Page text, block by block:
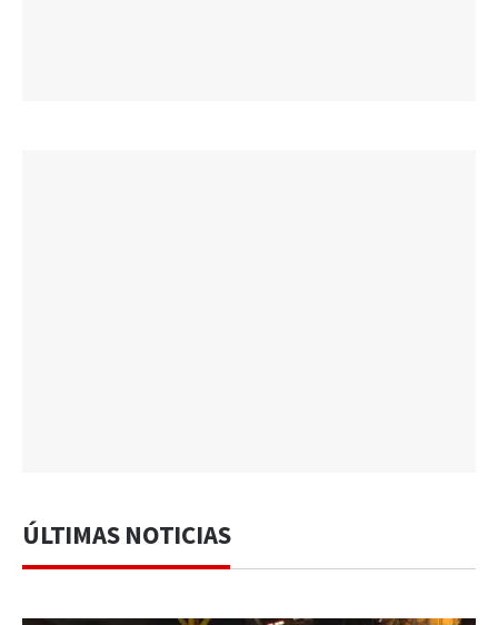
ÚLTIMAS NOTICIAS